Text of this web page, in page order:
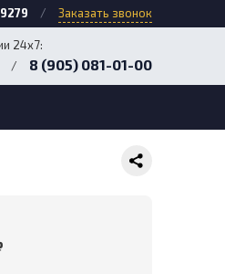
/ Заказать звонок
24х7:
/ 8 (905) 081-01-00